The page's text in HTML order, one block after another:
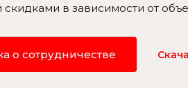
скидками в зависимости от
о сотрудничестве